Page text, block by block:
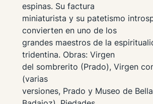
espinas. Su factura
miniaturista y su patetismo
convierten en uno de los
grandes maestros de la
tridentina. Obras: Virgen
del sombrerito (Prado), Virgen
(varias
versiones, Prado y Museo de